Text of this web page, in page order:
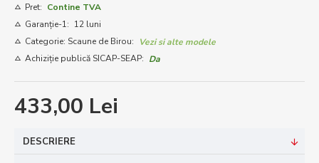
433,00 Lei
Pret: Contine TVA
Garanție-1: 12 luni
Categorie: Scaune de Birou:
Vezi si alte modele
Achiziție publică SICAP-SEAP: Da
DESCRIERE